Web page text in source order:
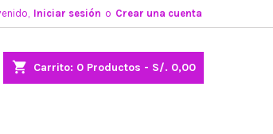
Iniciar sesión o Crear una cuenta
shopping_cart Carrito: 0 Productos - S/. 0,00